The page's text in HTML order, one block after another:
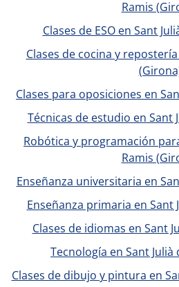
Ramis
Clases de ESO en Sant
Clases de cocina y
Clases para oposiciones en
Técnicas de estudio en Sant
Robótica y programación
Ramis
Enseñanza universitaria en
Enseñanza primaria en Sant
Clases de idiomas en Sant
Tecnología en Sant Julià
Clases de dibujo y pintura en